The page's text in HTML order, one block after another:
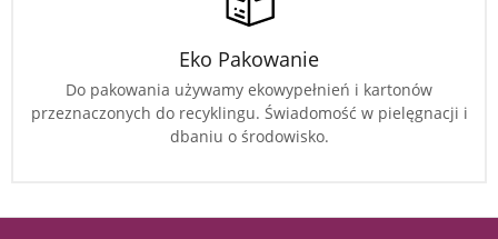
Eko Pakowanie
Do pakowania używamy ekowypełnień i kartonów
przeznaczonych do recyklingu. Świadomość w pielęgnacji i
dbaniu o środowisko.